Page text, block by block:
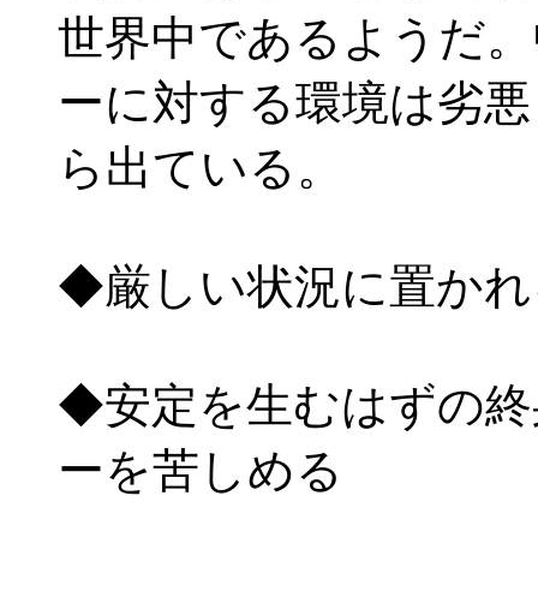
世界中であるようだ
ーに対する環境は劣
ら出ている。
◆厳しい状況に置か
◆安定を生むはずの
ーを苦しめる